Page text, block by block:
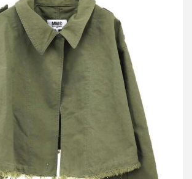
メゾン マルジェラ 23AW クロップドジャケッ
ト コート S52AM0249 S78077
買取金額16,250円
詳しく見る